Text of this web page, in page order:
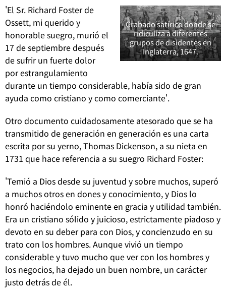
Grabado satírico donde se
ridiculiza a diferentes
grupos de disidentes en
Inglaterra, 1647.
'El Sr. Richard Foster de
Ossett, mi querido y
honorable suegro, murió el
17 de septiembre después
de sufrir un fuerte dolor
por estrangulamiento
durante un tiempo considerable, había sido de gran
ayuda como cristiano y como comerciante'.
Otro documento cuidadosamente atesorado que se ha
transmitido de generación en generación es una carta
escrita por su yerno, Thomas Dickenson, a su nieta en
1731 que hace referencia a su suegro Richard Foster:
'Temió a Dios desde su juventud y sobre muchos, superó
a muchos otros en dones y conocimiento, y Dios lo
honró haciéndolo eminente en gracia y utilidad también.
Era un cristiano sólido y juicioso, estrictamente piadoso y
devoto en su deber para con Dios, y concienzudo en su
trato con los hombres. Aunque vivió un tiempo
considerable y tuvo mucho que ver con los hombres y
los negocios, ha dejado un buen nombre, un carácter
justo detrás de él.